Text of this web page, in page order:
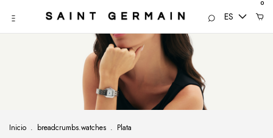
ES
0
Inicio . breadcrumbs.watches . Plata